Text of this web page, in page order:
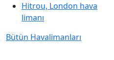
Hitrou, London hava
limanı
Bütün Havalimanları